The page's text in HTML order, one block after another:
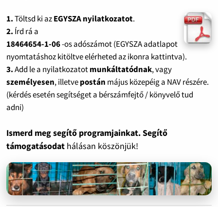
1.Töltsd ki azEGYSZA nyilatkozatot.
2. Írd rá a
18464654-1-06-os adószámot (EGYSZA adatlapot
nyomtatáshoz kitöltve elérheted az ikonra kattintva).
3.Add le a nyilatkozatotmunkáltatódnak, vagy
személyesen, illetvepostán május közepéig a NAV részére.
(kérdés esetén segítséget a bérszámfejtő / könyvelő tud
adni)
Ismerd meg segítő programjainkat. Segítő
támogatásodat hálásan köszönjük!